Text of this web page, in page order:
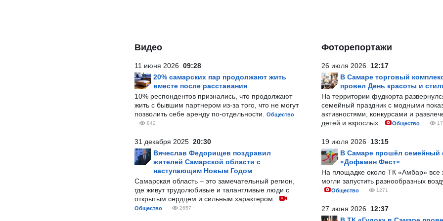
Видео
11 июня 2026 09:28
20% самарских пар продолжают жить
вместе после расставания
10% респондентов признались, что продолжают
жить с бывшим партнером из-за того, что не могут
позволить себе аренду по-отдельности.
Общество
842
31 декабря 2025 20:30
Вячеслав Федорищев поздравил
жителей Самарской области с
наступающим Новым Годом
Самарская область – это замечательный регион,
где живут трудолюбивые и талантливые люди с
открытым сердцем и сильным характером.
Общество 2657
Фоторепортажи
26 июля 2026 12:17
В Самаре торговый
провел День красоты и
На территории фудкорта
семейный праздник с модными
активностями, конкурсами и
детей и взрослых.
Общество
19 июля 2026 13:15
В Самаре прошёл семейный
«Дофамин Фест»
На площадке около ТК «Амбар»
могли запустить разнообразных
Общество 1271
27 июня 2026 12:37